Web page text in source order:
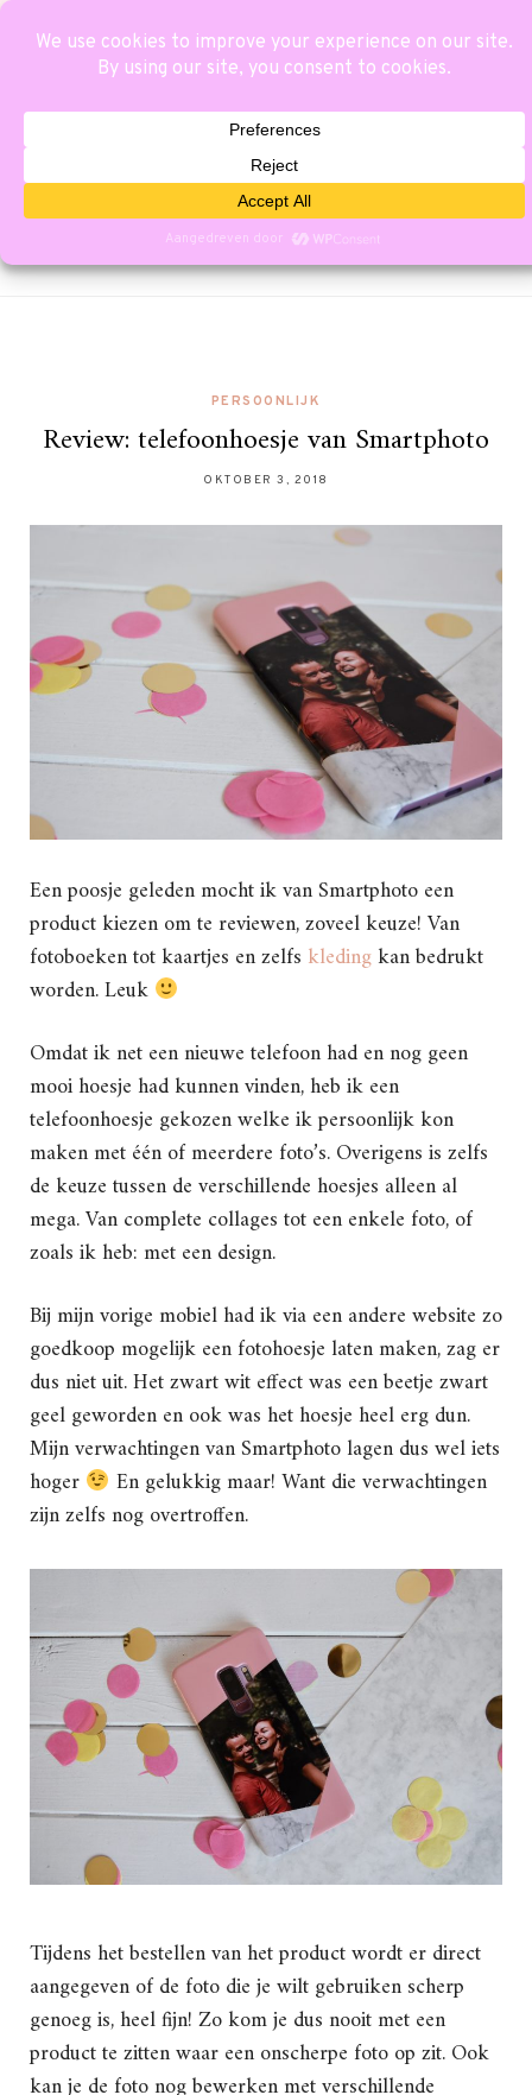
PERSOONLIJK
Review: telefoonhoesje van Smartphoto
OKTOBER 3, 2018
Een poosje geleden mocht ik van Smartphoto een
product kiezen om te reviewen, zoveel keuze! Van
fotoboeken tot kaartjes en zelfs kledingkan bedrukt
worden. Leuk
Omdat ik net een nieuwe telefoon had en nog geen
mooi hoesje had kunnen vinden, heb ik een
telefoonhoesje gekozen welke ik persoonlijk kon
maken met één of meerdere foto’s. Overigens is zelfs
de keuze tussen de verschillende hoesjes alleen al
mega. Van complete collages tot een enkele foto, of
zoals ik heb: met een design.
Bij mijn vorige mobiel had ik via een andere website zo
goedkoop mogelijk een fotohoesje laten maken, zag er
dus niet uit. Het zwart wit effect was een beetje zwart
geel geworden en ook was het hoesje heel erg dun.
Mijn verwachtingen van Smartphoto lagen dus wel iets
hoger
En gelukkig maar! Want die verwachtingen
zijn zelfs nog overtroffen.
Tijdens het bestellen van het product wordt er direct
aangegeven of de foto die je wilt gebruiken scherp
genoeg is, heel fijn! Zo kom je dus nooit met een
product te zitten waar een onscherpe foto op zit. Ook
kan je de foto nog bewerken met verschillende